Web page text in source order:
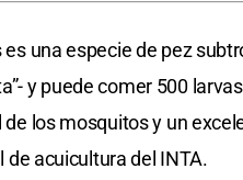
una especie de pez
y puede comer 500
los mosquitos y un
de acuicultura del INTA.